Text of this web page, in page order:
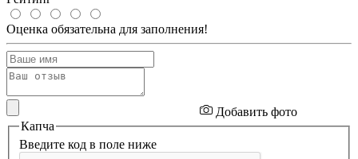
Оценка обязательна для заполнения!
Добавить фото
Капча
Введите код в поле ниже